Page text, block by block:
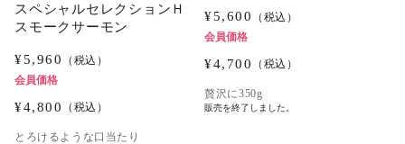
スペシャルセレクションＨ
スモークサーモン
¥5,960
（税込）
会員価格
¥4,800 （税込）
とろけるような口当たり
¥5,600
（税込）
会員価格
¥4,700 （税込）
贅沢に350g
販売を終了しました。